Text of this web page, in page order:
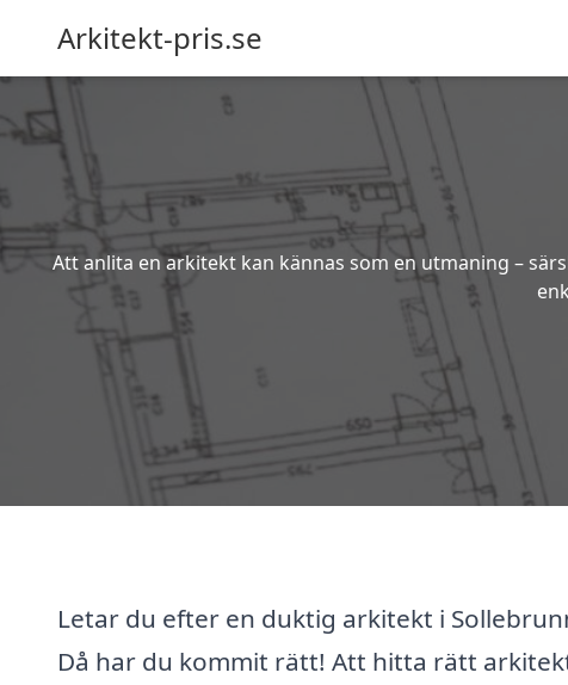
Arkitekt-pris.se
Att anlita en arkitekt kan kännas som en utmaning –
Letar du efter en duktig arkitekt i
Då har du kommit rätt! Att hitta rätt